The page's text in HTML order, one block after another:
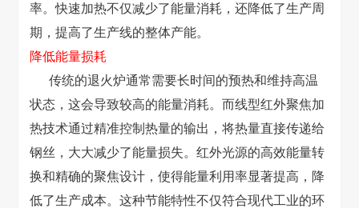
率。快速加热不仅减少了能量消耗，还降低了生产周
期，提高了生产线的整体产能。
降低能量损耗
传统的退火炉通常需要长时间的预热和维持高温
状态，这会导致较高的能量消耗。而线型红外聚焦加
热技术通过精准控制热量的输出，将热量直接传递给
钢丝，大大减少了能量损失。红外光源的高效能量转
换和精确的聚焦设计，使得能量利用率显著提高，降
低了生产成本。这种节能特性不仅符合现代工业的环